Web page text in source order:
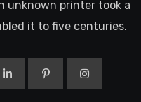
unknown printer took a
it to five centuries.